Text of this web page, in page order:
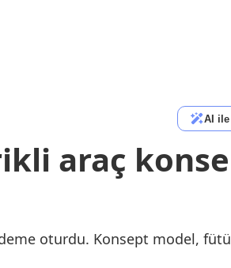
AI ile
araç
oturdu. Konsept model,